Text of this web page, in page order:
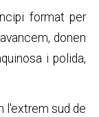
format per
donen
i polida,
l'extrem sud de